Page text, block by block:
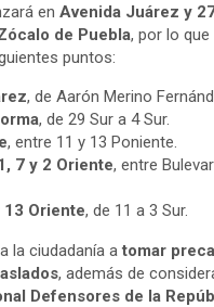
en Avenida Juárez y
de Puebla, por lo
puntos:
, de Aarón Merino
, de 29 Sur a 4 Sur.
, entre 11 y 13 Poniente.
7 y 2 Oriente, entre
13 Oriente, de 11 a 3 Sur.
la ciudadanía atomar
, además de
Defensores de la